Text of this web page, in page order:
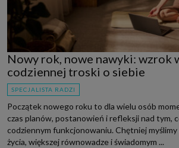
Nowy rok, nowe nawyki: wzrok
codziennej troski o siebie
SPECJALISTA RADZI
Początek nowego roku to dla wielu osób
czas planów, postanowień i refleksji nad tym,
codziennym funkcjonowaniu. Chętniej
życia, większej równowadze i świadomym ...